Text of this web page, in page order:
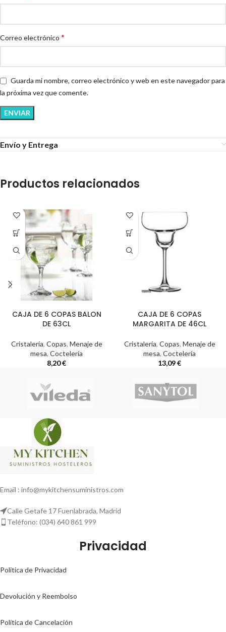
Correo electrónico *
Guarda mi nombre, correo electrónico y web en este navegador para
la próxima vez que comente.
Envío y Entrega
Productos relacionados
CAJA DE 6 COPAS BALON
DE 63CL
Cristalería, Copas, Menaje de
mesa, Coctelería
8,20€
CAJA DE 6 COPAS
MARGARITA DE 46CL
Cristalería, Copas, Menaje de
mesa, Coctelería
13,09€
Email : info@mykitchensuministros.com
Calle Getafe 17 Fuenlabrada, Madrid
Teléfono: (034) 640 861 999
Privacidad
Politica de Privacidad
Devolución y Reembolso
Política de Cancelación